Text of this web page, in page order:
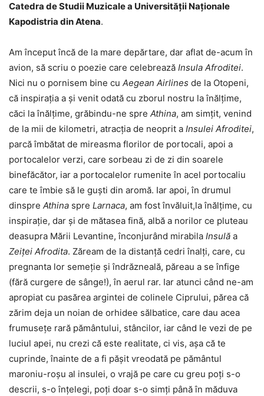
Catedra de Studii Muzicale a Universității Naționale
Kapodistria din Atena.
Am început încă de la mare depărtare, dar aflat de-acum în
avion, să scriu o poezie care celebrează Insula Afroditei.
Nici nu o pornisem bine cu Aegean Airlines de la Otopeni,
că inspirația a și venit odată cu zborul nostru la înălțime,
căci la înălțime, grăbindu-ne spre Athina, am simțit, venind
de la mii de kilometri, atracția de neoprit a Insulei Afroditei,
parcă îmbătat de mireasma florilor de portocali, apoi a
portocalelor verzi, care sorbeau zi de zi din soarele
binefăcător, iar a portocalelor rumenite în acel portocaliu
care te îmbie să le guști din aromă. Iar apoi, în drumul
dinspre Athina spre Larnaca, am fost învăluit,la înălțime, cu
inspirație, dar și de mătasea fină, albă a norilor ce pluteau
deasupra Mării Levantine, înconjurând mirabila Insulă a
Zeiței Afrodita. Zăream de la distanță cedri înalți, care, cu
pregnanta lor semeție și îndrăzneală, păreau a se înfige
(fără curgere de sânge!), în aerul rar. Iar atunci când ne-am
apropiat cu pasărea argintei de colinele Ciprului, părea că
zărim deja un noian de orhidee sălbatice, care dau acea
frumusețe rară pământului, stâncilor, iar când le vezi de pe
luciul apei, nu crezi că este realitate, ci vis, așa că te
cuprinde, înainte de a fi pășit vreodată pe pământul
maroniu-roșu al insulei, o vrajă pe care cu greu poți s-o
descrii, s-o înțelegi, poți doar s-o simți până în măduva